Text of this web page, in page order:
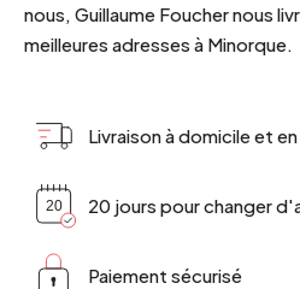
nous, Guillaume Foucher nous
meilleures adresses à Minorque.
Livraison à domicile et
20 jours pour changer
Paiement sécurisé